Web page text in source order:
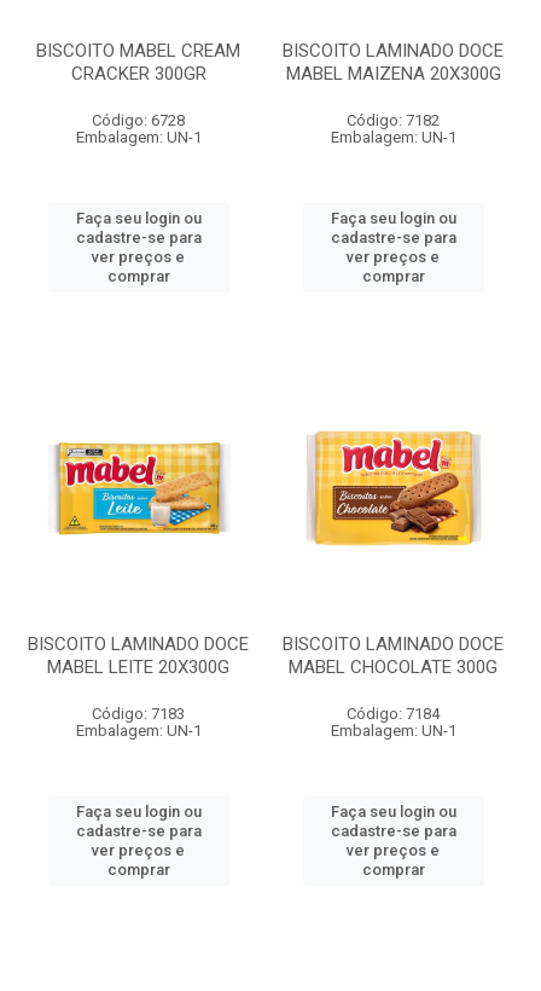
BISCOITO MABEL CREAM
CRACKER 300GR
Código: 6728
Embalagem: UN-1
Faça seu login ou
cadastre-se para
ver preços e
comprar
BISCOITO LAMINADO DOCE
MABEL MAIZENA 20X300G
Código: 7182
Embalagem: UN-1
Faça seu login ou
cadastre-se para
ver preços e
comprar
BISCOITO LAMINADO DOCE
MABEL LEITE 20X300G
Código: 7183
Embalagem: UN-1
Faça seu login ou
cadastre-se para
ver preços e
comprar
BISCOITO LAMINADO DOCE
MABEL CHOCOLATE 300G
Código: 7184
Embalagem: UN-1
Faça seu login ou
cadastre-se para
ver preços e
comprar